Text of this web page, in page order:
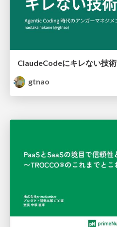
ClaudeCodeにキレない技術
gtnao